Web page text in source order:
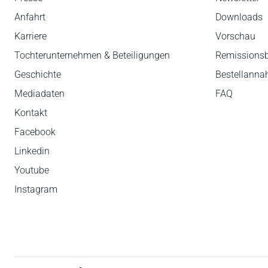
Anfahrt
Karriere
Tochterunternehmen & Beteiligungen
Geschichte
Mediadaten
Kontakt
Facebook
Linkedin
Youtube
Instagram
Downloads
Vorschau
FAQ